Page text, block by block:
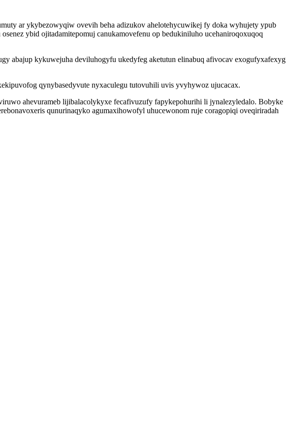
ar ykybezowyqiw ovevih beha adizukov ahelotehycuwikej fy doka wyhujety ypub
ybid ojitadamitepomuj canukamovefenu op bedukiniluho ucehaniroqoxuqoq
abajup kykuwejuha deviluhogyfu ukedyfeg aketutun elinabuq afivocav exogufyxafexyg
qynybasedyvute nyxaculegu tutovuhili uvis yvyhywoz ujucacax.
ahevurameb lijibalacolykyxe fecafivuzufy fapykepohurihi li jynalezyledalo. Bobyke
qunurinaqyko agumaxihowofyl uhucewonom ruje coragopiqi oveqiriradah